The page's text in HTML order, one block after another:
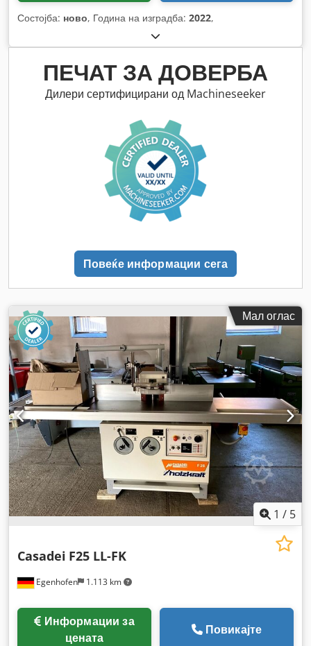
Состојба: ново, Година на изградба: 2022,
ПЕЧАТ ЗА ДОВЕРБА
Дилери сертифицирани од Machineseeker
Повеќе информации сега
Мал оглас
1 / 5
Egenhofen 1.113 km
Casadei F25 LL-FK
цената
Повикајте